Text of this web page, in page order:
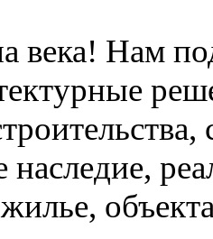
века! Нам
наследие,